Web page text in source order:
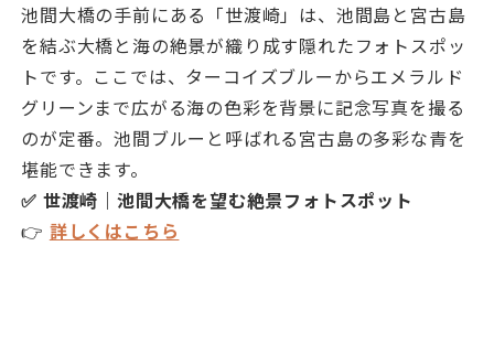
池間大橋の手前にある「世渡崎」は、池間島と宮古島
を結ぶ大橋と海の絶景が織り成す隠れたフォトスポッ
トです。ここでは、ターコイズブルーからエメラルド
グリーンまで広がる海の色彩を背景に記念写真を撮る
のが定番。池間ブルーと呼ばれる宮古島の多彩な青を
堪能できます。
✅ 世渡崎｜池間大橋を望む絶景フォトスポット
👉 詳しくはこちら